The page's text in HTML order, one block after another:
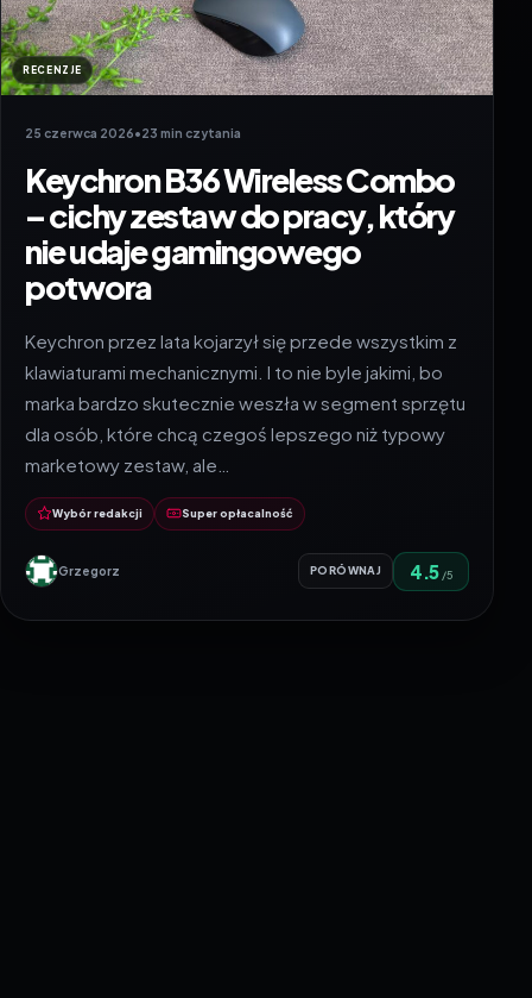
RECENZJE
25 czerwca 2026•23 min czytania
Keychron B36 Wireless Combo
– cichy zestaw do pracy, który
nie udaje gamingowego
potwora
Keychron przez lata kojarzył się przede wszystkim z
klawiaturami mechanicznymi. I to nie byle jakimi, bo
marka bardzo skutecznie weszła w segment sprzętu
dla osób, które chcą czegoś lepszego niż typowy
marketowy zestaw, ale…
Wybór redakcji Super opłacalność
Grzegorz PORÓWNAJ 4.5 /5